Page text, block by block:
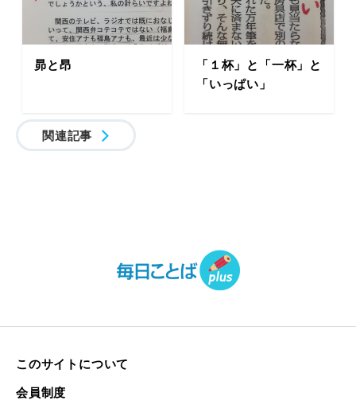
昴と昂
「１杯」と「一杯」と
「いっぱい」
関連記事
このサイトについて
会員制度